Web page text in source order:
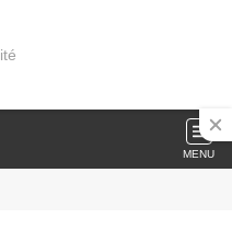
MENU